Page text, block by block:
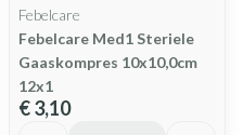
Febelcare
Febelcare Med1 Steriele
Gaaskompres 10x10,0cm
12x1
€ 3,10